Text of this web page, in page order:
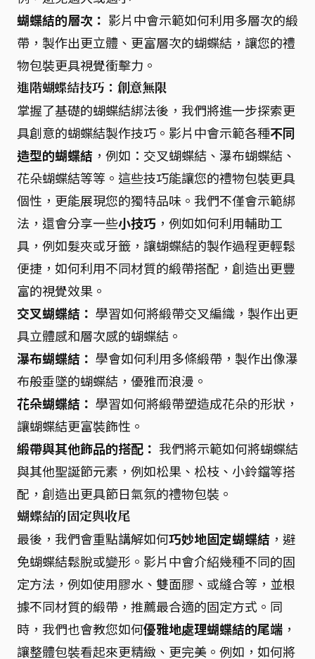
蝴蝶結的層次： 影片中會示範如何利用多層次的緞
帶，製作出更立體、更富層次的蝴蝶結，讓您的禮
物包裝更具視覺衝擊力。
進階蝴蝶結技巧：創意無限
掌握了基礎的蝴蝶結綁法後，我們將進一步探索更
具創意的蝴蝶結製作技巧。影片中會示範各種不同
造型的蝴蝶結 ，例如：交叉蝴蝶結、瀑布蝴蝶結、
花朵蝴蝶結等等。這些技巧能讓您的禮物包裝更具
個性，更能展現您的獨特品味。我們不僅會示範綁
法，還會分享一些小技巧 ，例如如何利用輔助工
具，例如髮夾或牙籤，讓蝴蝶結的製作過程更輕鬆
便捷，如何利用不同材質的緞帶搭配，創造出更豐
富的視覺效果。
交叉蝴蝶結： 學習如何將緞帶交叉編織，製作出更
具立體感和層次感的蝴蝶結。
瀑布蝴蝶結： 學會如何利用多條緞帶，製作出像瀑
布般垂墜的蝴蝶結，優雅而浪漫。
花朵蝴蝶結： 學習如何將緞帶塑造成花朵的形狀，
讓蝴蝶結更富裝飾性。
緞帶與其他飾品的搭配： 我們將示範如何將蝴蝶結
與其他聖誕節元素，例如松果、松枝、小鈴鐺等搭
配，創造出更具節日氣氛的禮物包裝。
蝴蝶結的固定與收尾
最後，我們會重點講解如何巧妙地固定蝴蝶結 ，避
免蝴蝶結鬆脫或變形。影片中會介紹幾種不同的固
定方法，例如使用膠水、雙面膠、或縫合等，並根
據不同材質的緞帶，推薦最合適的固定方式。同
時，我們也會教您如何優雅地處理蝴蝶結的尾端 ，
讓整體包裝看起來更精緻、更完美。例如，如何將